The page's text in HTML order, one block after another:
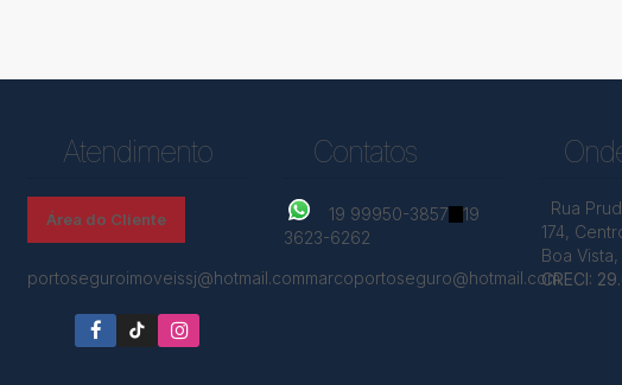
Atendimento
Área do Cliente
portoseguroimoveissj@hotmail.commarcoportoseguro@hotmail.com
Contatos
19 99950-3857
19
3623-6262
Rua
174,
Boa Vista,
CRECI: